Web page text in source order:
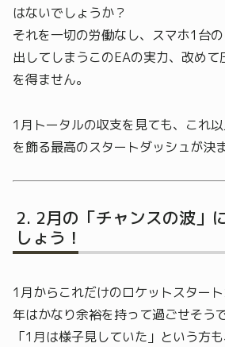
はないでしょうか？
それを一切の労働なし、スマホ1台
出してしまうこのEAの実力、改めて
を得ません。
1月トータルの収支を見ても、これ以
を飾る最高のスタートダッシュが決
2月の「チャンスの波」
しょう！
1月からこれだけのロケットスター
年はかなり余裕を持って過ごせそうで
「1月は様子見していた」という方